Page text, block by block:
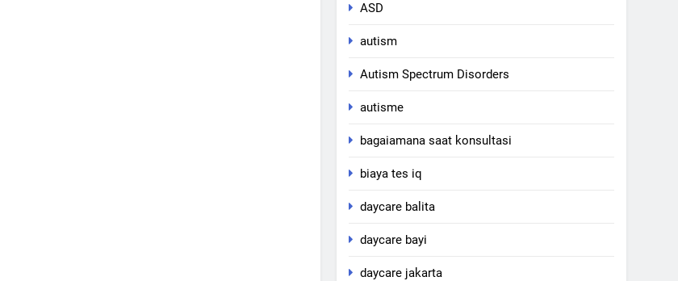
ASD
autism
Autism Spectrum Disorders
autisme
bagaiamana saat konsultasi
biaya tes iq
daycare balita
daycare bayi
daycare jakarta